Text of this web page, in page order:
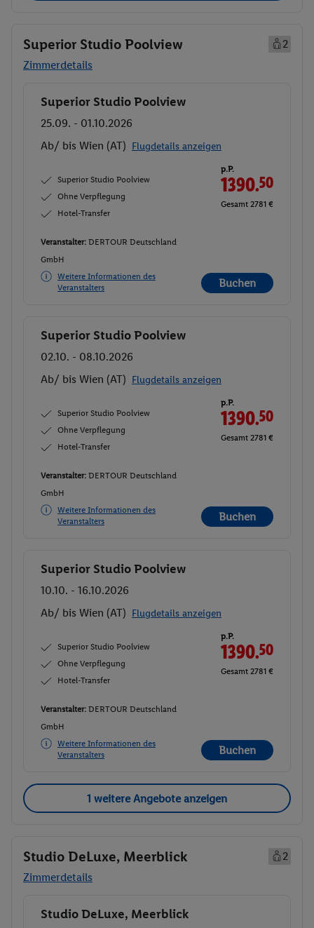
Superior Studio Poolview
2
Zimmerdetails
Buchen
Superior Studio Poolview
25.09. - 01.10.2026
Ab/ bis Wien (AT) Flugdetails anzeigen
Superior Studio Poolview
Ohne Verpflegung
Hotel-Transfer
p.P.
1390.50
Gesamt 2781 €
Veranstalter: DERTOUR Deutschland
GmbH
Weitere Informationen des
Veranstalters
Buchen
Buchen
Superior Studio Poolview
02.10. - 08.10.2026
Ab/ bis Wien (AT) Flugdetails anzeigen
Superior Studio Poolview
Ohne Verpflegung
Hotel-Transfer
p.P.
1390.50
Gesamt 2781 €
Veranstalter: DERTOUR Deutschland
GmbH
Weitere Informationen des
Veranstalters
Buchen
Buchen
Superior Studio Poolview
10.10. - 16.10.2026
Ab/ bis Wien (AT) Flugdetails anzeigen
Superior Studio Poolview
Ohne Verpflegung
Hotel-Transfer
p.P.
1390.50
Gesamt 2781 €
Veranstalter: DERTOUR Deutschland
GmbH
Weitere Informationen des
Veranstalters
Buchen
1 weitere Angebote anzeigen
Studio DeLuxe, Meerblick
2
Zimmerdetails
Buchen
Studio DeLuxe, Meerblick